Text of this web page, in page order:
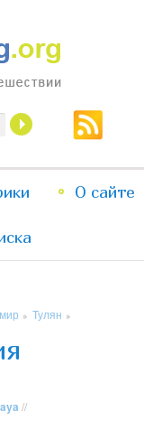
О сайте
»Тулян »
//